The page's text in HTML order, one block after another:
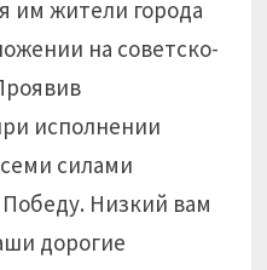
им жители города
на советско-
исполнении
силами
Низкий вам
дорогие